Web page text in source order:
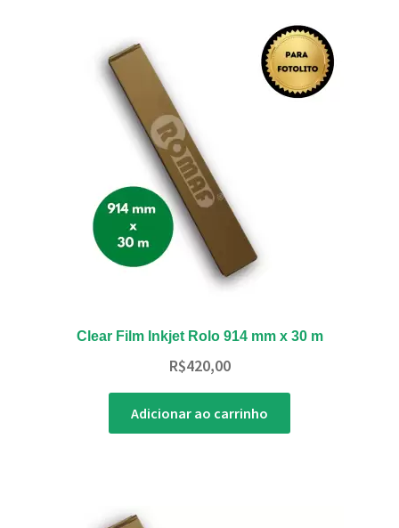
Clear Film Inkjet Rolo 914 mm x 30 m
R$420,00
Adicionar ao carrinho